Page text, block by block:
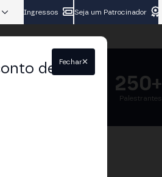
Ingressos Seja um Patrocinador
250+
Palestrantes
de
Fechar